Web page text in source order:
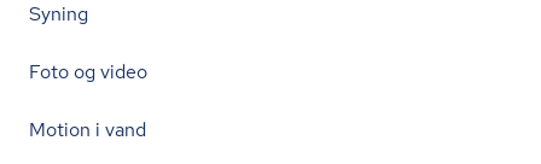
Syning
Foto og video
Motion i vand